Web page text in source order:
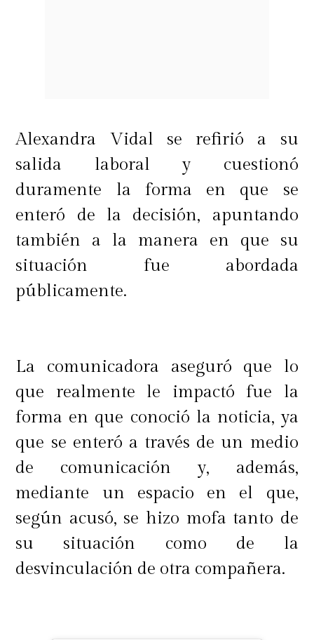
Alexandra Vidal se refirió a su
salida laboral y cuestionó
duramente la forma en que se
enteró de la decisión, apuntando
también a la manera en que su
situación fue abordada
públicamente.
La comunicadora aseguró que lo
que realmente le impactó fue la
forma en que conoció la noticia, ya
que se enteró a través de un medio
de comunicación y, además,
mediante un espacio en el que,
según acusó, se hizo mofa tanto de
su situación como de la
desvinculación de otra compañera.